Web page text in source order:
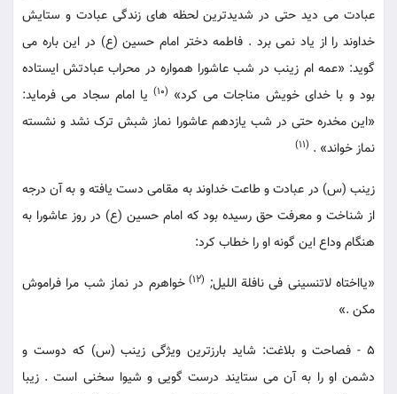
عبادت می دید حتی در شدیدترین لحظه های زندگی عبادت و ستایش
خداوند را از یاد نمی برد . فاطمه دختر امام حسین (ع) در این باره می
گوید: «عمه ام زینب در شب عاشورا همواره در محراب عبادتش ایستاده
بود و با خدای خویش مناجات می کرد» (10)
یا امام سجاد می فرماید:
«این مخدره حتی در شب یازدهم عاشورا نماز شبش ترک نشد و نشسته
نماز خواند» . (11)
زینب (س) در عبادت و طاعت خداوند به مقامی دست یافته و به آن درجه
از شناخت و معرفت حق رسیده بود که امام حسین (ع) در روز عاشورا به
هنگام وداع این گونه او را خطاب کرد:
«یااختاه لاتنسینی فی نافلة اللیل; (12)
خواهرم در نماز شب مرا فراموش
مکن .»
5 - فصاحت و بلاغت: شاید بارزترین ویژگی زینب (س) که دوست و
دشمن او را به آن می ستایند درست گویی و شیوا سخنی است . زیبا